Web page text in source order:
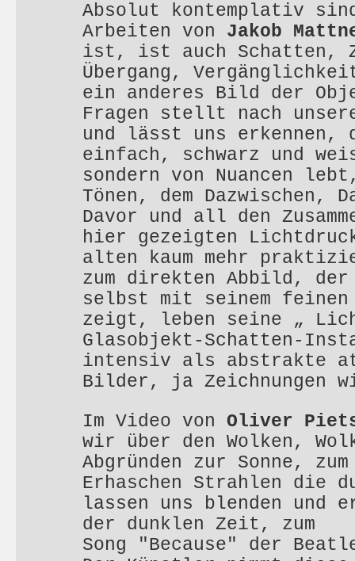
Absolut kontemplativ
Arbeiten von Jakob
ist, ist auch Schatten,
Übergang,
ein anderes Bild der
Fragen stellt nach
und lässt uns erkennen,
einfach, schwarz und
sondern von Nuancen
Tönen, dem Dazwischen,
Davor und all den
hier gezeigten
alten kaum mehr
zum direkten Abbild, der
selbst mit seinem feinen
zeigt, leben seine „
Glasobjekt-Schatten-
intensiv als abstrakte
Bilder, ja Zeichnungen
Im Video von Oliver
wir über den Wolken,
Abgründen zur Sonne,
Erhaschen Strahlen die
lassen uns blenden und
der dunklen Zeit, zum
Song "Because" der